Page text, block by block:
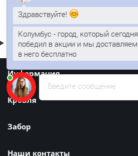
Информация
Кровля
Забор
Наши контакты
Введите сообщение
Здравствуйте!
Колумбус - город, который сегодня
победил в акции и мы доставляем
в него бесплатно